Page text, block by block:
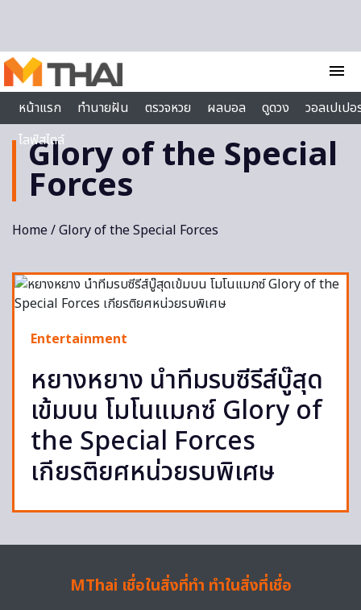
menu
หน้าแรก
ทำนายฝัน ตรวจหวย ผลบอล ดูดวง
วอลเปเป
ไลฟ์สไตล์
Glory of the Special
Forces
Home/ Glory of the Special Forces
Entertainment
หยางหยาง นำทีมรบซีรีส์บู๊สุด
เข้มบน โมโนแมกซ์ Glory of
the Special Forces
เกียรติยศหน่วยรบพิเศษ
MThai เชื่อในสิ่งที่ทำ ทำในสิ่งที่เชื่อ